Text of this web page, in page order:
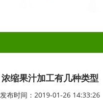
浓缩果汁加工有几种类型
发布时间：2019-01-26 14:33:26